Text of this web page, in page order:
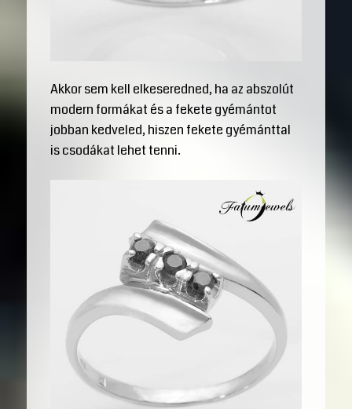
Akkor sem kell elkeseredned, ha az abszolút
modern formákat és a fekete gyémántot
jobban kedveled, hiszen fekete gyémánttal
is csodákat lehet tenni.